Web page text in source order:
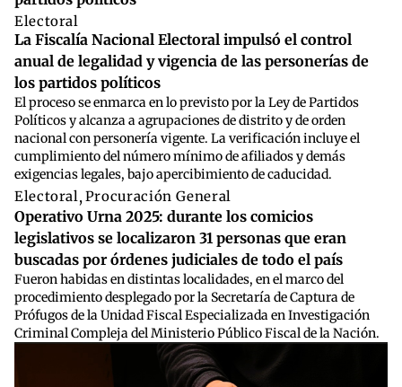
Electoral
La Fiscalía Nacional Electoral impulsó el control
anual de legalidad y vigencia de las personerías de
los partidos políticos
El proceso se enmarca en lo previsto por la Ley de Partidos
Políticos y alcanza a agrupaciones de distrito y de orden
nacional con personería vigente. La verificación incluye el
cumplimiento del número mínimo de afiliados y demás
exigencias legales, bajo apercibimiento de caducidad.
Electoral,Procuración General
Operativo Urna 2025: durante los comicios
legislativos se localizaron 31 personas que eran
buscadas por órdenes judiciales de todo el país
Fueron habidas en distintas localidades, en el marco del
procedimiento desplegado por la Secretaría de Captura de
Prófugos de la Unidad Fiscal Especializada en Investigación
Criminal Compleja del Ministerio Público Fiscal de la Nación.